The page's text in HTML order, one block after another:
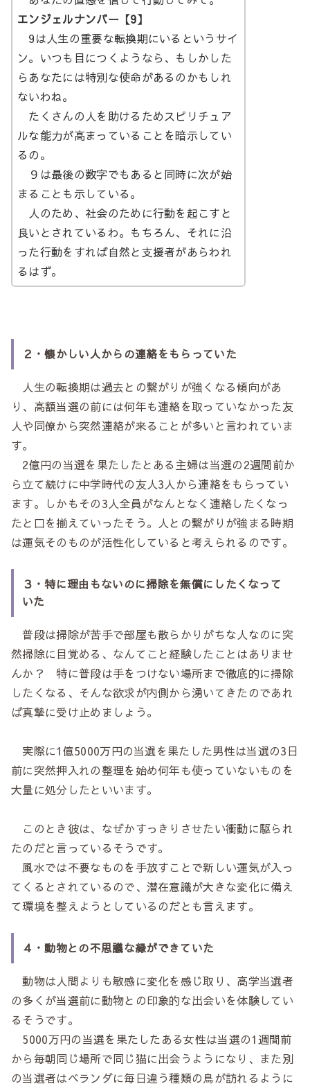
エンジェルナンバー【9】
9は人生の重要な転換期にいるというサイ
ン。いつも目につくようなら、もしかした
らあなたには特別な使命があるのかもしれ
ないわね。
たくさんの人を助けるためスピリチュア
ルな能力が高まっていることを暗示してい
るの。
９は最後の数字でもあると同時に次が始
まることも示している。
人のため、社会のために行動を起こすと
良いとされているわ。もちろん、それに沿
った行動をすれば自然と支援者があらわれ
るはず。
２・懐かしい人からの連絡をもらっていた
人生の転換期は過去との繋がりが強くなる傾向があ
り、高額当選の前には何年も連絡を取っていなかった友
人や同僚から突然連絡が来ることが多いと言われていま
す。
2億円の当選を果たしたとある主婦は当選の2週間前か
ら立て続けに中学時代の友人3人から連絡をもらってい
ます。しかもその3人全員がなんとなく連絡したくなっ
たと口を揃えていったそう。人との繋がりが強まる時期
は運気そのものが活性化していると考えられるのです。
３・特に理由もないのに掃除を無償にしたくなって
いた
普段は掃除が苦手で部屋も散らかりがちな人なのに突
然掃除に目覚める、なんてこと経験したことはありませ
んか？ 特に普段は手をつけない場所まで徹底的に掃除
したくなる、そんな欲求が内側から湧いてきたのであれ
ば真摯に受け止めましょう。
実際に1億5000万円の当選を果たした男性は当選の3日
前に突然押入れの整理を始め何年も使っていないものを
大量に処分したといいます。
このとき彼は、なぜかすっきりさせたい衝動に駆られ
たのだと言っているそうです。
風水では不要なものを手放すことで新しい運気が入っ
てくるとされているので、潜在意識が大きな変化に備え
て環境を整えようとしているのだとも言えます。
４・動物との不思議な縁ができていた
動物は人間よりも敏感に変化を感じ取り、高学当選者
の多くが当選前に動物との印象的な出会いを体験してい
るそうです。
5000万円の当選を果たしたある女性は当選の1週間前
から毎朝同じ場所で同じ猫に出会うようになり、また別
の当選者はベランダに毎日違う種類の鳥が訪れるように